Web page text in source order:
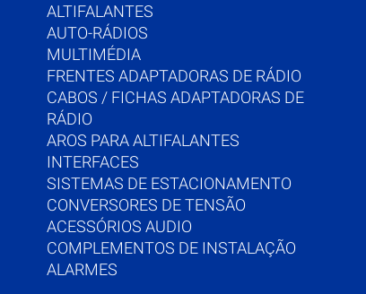
ALTIFALANTES
AUTO-RÁDIOS
MULTIMÉDIA
FRENTES ADAPTADORAS DE RÁDIO
CABOS / FICHAS ADAPTADORAS DE
RÁDIO
AROS PARA ALTIFALANTES
INTERFACES
SISTEMAS DE ESTACIONAMENTO
CONVERSORES DE TENSÃO
ACESSÓRIOS AUDIO
COMPLEMENTOS DE INSTALAÇÃO
ALARMES